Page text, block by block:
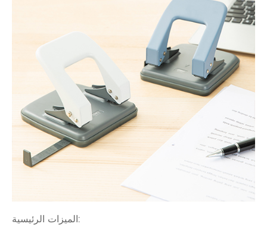
الميزات الرئيسية: